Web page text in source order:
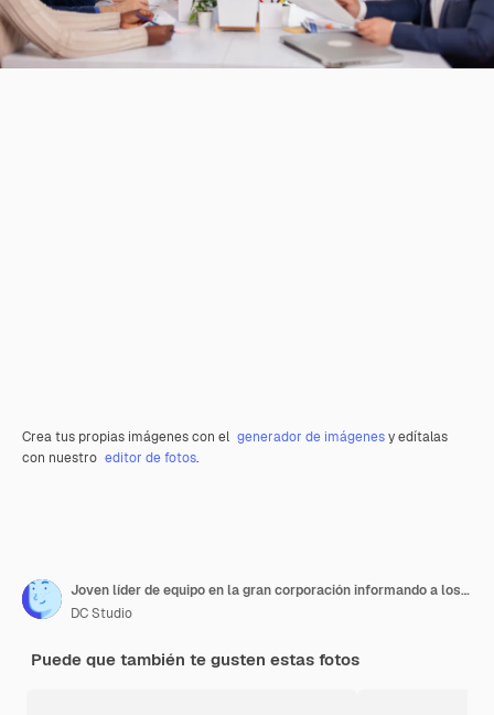
Crea tus propias imágenes con el generador de imágenesy edítalas
con nuestro editor de fotos.
Joven líder de equipo en la gran corporación informando a los compañeros de trabajo apuntando al gráfico de la reunión del personal corporativo
DC Studio
Puede que también te gusten estas fotos